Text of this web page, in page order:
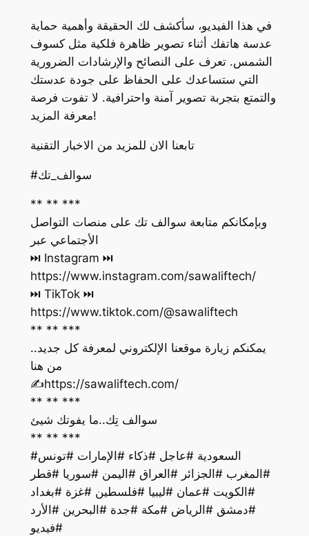
في هذا الفيديو، سأكشف لك الحقيقة وأهمية حماية
عدسة هاتفك أثناء تصوير ظاهرة فلكية مثل كسوف
الشمس. تعرف على النصائح والإرشادات الضرورية
التي ستساعدك على الحفاظ على جودة عدستك
والتمتع بتجربة تصوير آمنة واحترافية. لا تفوت فرصة
معرفة المزيد!
تابعنا الان للمزيد من الاخبار التقنية
#سوالف_تك
** ** ***
وبإمكانكم متابعة سوالف تك على منصات التواصل
الأجتماعي عبر
https://www.instagram.com/sawaliftech/
https://www.tiktok.com/@sawaliftech
** ** ***
يمكنكم زيارة موقعنا الإلكتروني لمعرفة كل جديد..
من هنا
‏✍️https://sawaliftech.com/
** ** ***
سوالف تِك..ما يفوتك شيئ
** ** ***
#السعودية #عاجل #ذكاء #الإمارات #تونس
#المغرب #الجزائر #العراق #اليمن #سوريا #قطر
#الكويت #عمان #ليبيا #فلسطين #غزة #بغداد
#دمشق #الرياض #مكة #جدة #البحرين #الأرد
#فيديو